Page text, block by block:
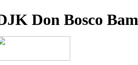
Don Bosco